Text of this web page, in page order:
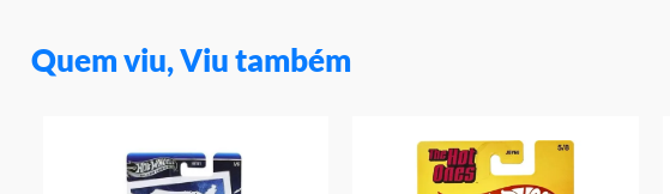
Quem viu, Viu também